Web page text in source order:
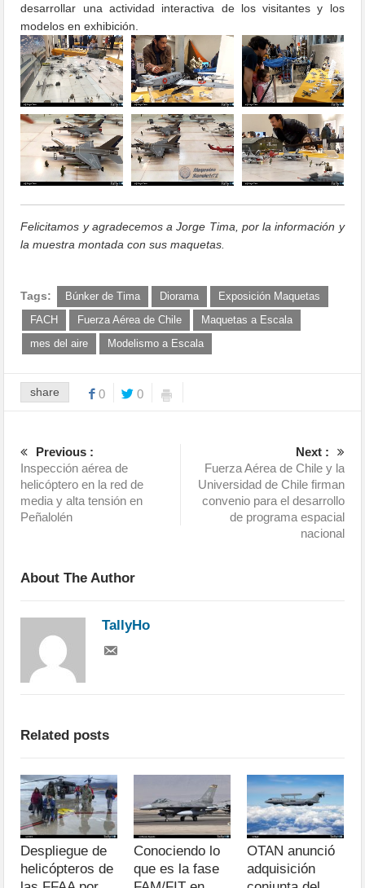
desarrollar una actividad interactiva de los visitantes y los
modelos en exhibición.
Felicitamos y agradecemos a Jorge Tima, por la información y
la muestra montada con sus maquetas.
Tags: Búnker de Tima Diorama
Exposición Maquetas
FACH
Fuerza Aérea de Chile
Maquetas a Escala
mes del aire
Modelismo a Escala
share 0 0
Previous :
Inspección aérea de
helicóptero en la red de
media y alta tensión en
Peñalolén
Next :
Fuerza Aérea de Chile y la
Universidad de Chile firman
convenio para el desarrollo
de programa espacial
nacional
About The Author
TallyHo
Related posts
Despliegue de
helicópteros de
Conociendo lo
que es la fase
OTAN anunció
adquisición